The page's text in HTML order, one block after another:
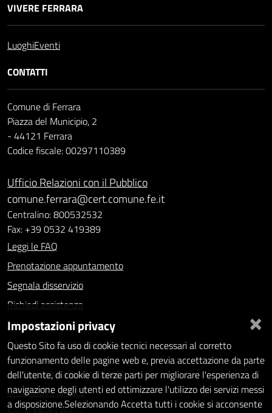
VIVERE FERRARA
LuoghiEventi
CONTATTI
Comune di Ferrara
Piazza del Municipio, 2
- 44121 Ferrara
Codice fiscale: 00297110389
Ufficio Relazioni con il Pubblico
comune.ferrara@cert.comune.fe.it
Centralino: 800532532
Fax: +39 0532 419389
Leggi le FAQ
Prenotazione appuntamento
Segnala disservizio
Richiedi assistenza
Statistiche dei Siti web
Intranet - accesso riservato
Amministrazione trasparente
Informativa privacy
×
Impostazioni privacy
Questo Sito fa uso di cookie tecnici necessari al corretto
funzionamento delle pagine web e, previa accettazione da parte
dell'utente, di cookie di terze parti per migliorare l'esperienza di
navigazione degli utenti ed ottimizzare l'utilizzo dei servizi messi
a disposizione.Selezionando Accetta tutti i cookie si acconsente